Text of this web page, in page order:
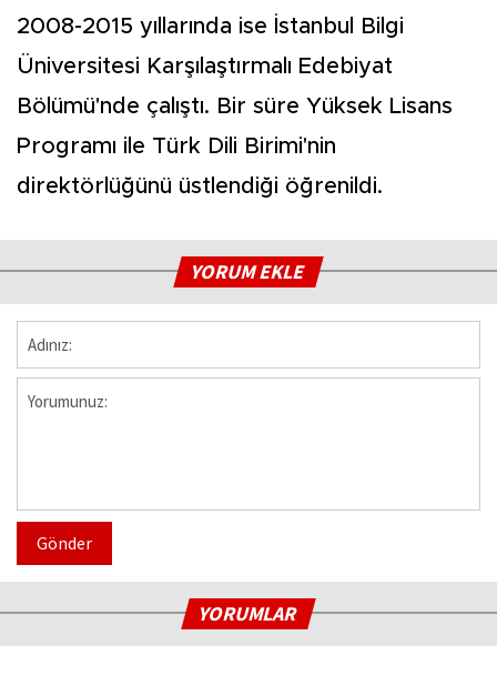
2008-2015 yıllarında ise İstanbul Bilgi
Üniversitesi Karşılaştırmalı Edebiyat
Bölümü'nde çalıştı. Bir süre Yüksek Lisans
Programı ile Türk Dili Birimi'nin
direktörlüğünü üstlendiği öğrenildi.
YORUM EKLE
Gönder
YORUMLAR